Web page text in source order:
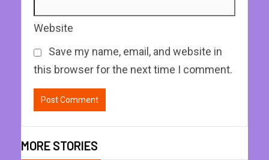
Website
Save my name, email, and website in
this browser for the next time I comment.
MORE STORIES